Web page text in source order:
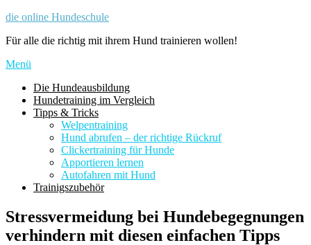
Zum
springen
die online Hundeschule
Für alle die richtig mit ihrem Hund trainieren wollen!
Menü
Die Hundeausbildung
Hundetraining im Vergleich
Tipps & Tricks
Welpentraining
Hund abrufen – der richtige Rückruf
Clickertraining für Hunde
Apportieren lernen
Autofahren mit Hund
Trainigszubehör
Stressvermeidung bei Hundebegegnungen
verhindern mit diesen einfachen Tipps